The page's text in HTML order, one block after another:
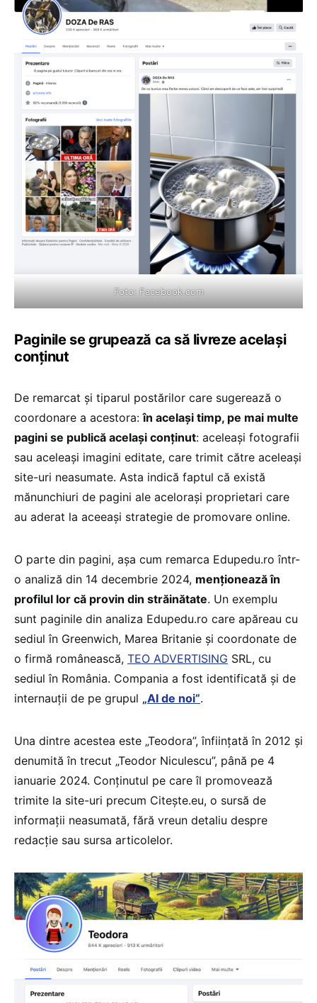
Foto: Facebook.com
Paginile se grupează ca să livreze același
conținut
De remarcat și tiparul postărilor care sugerează o
coordonare a acestora:în același timp, pe mai multe
pagini se publică același conținut: aceleași fotografii
sau aceleași imagini editate, care trimit către aceleași
site-uri neasumate. Asta indică faptul că există
mănunchiuri de pagini ale acelorași proprietari care
au aderat la aceeași strategie de promovare online.
O parte din pagini, așa cum remarca Edupedu.ro într-
o analiză din 14 decembrie 2024, menționează în
profilul lor că provin din străinătate. Un exemplu
sunt paginile din analiza Edupedu.ro care apăreau cu
sediul în Greenwich, Marea Britanie și coordonate de
o firmă românească, TEO ADVERTISING SRL, cu
sediul în România. Compania a fost identificată și de
internauții de pe grupul „AI de noi”.
Una dintre acestea este „Teodora”, înființată în 2012 și
denumită în trecut „Teodor Niculescu”, până pe 4
ianuarie 2024. Conținutul pe care îl promovează
trimite la site-uri precum Citește.eu, o sursă de
informații neasumată, fără vreun detaliu despre
redacție sau sursa articolelor.